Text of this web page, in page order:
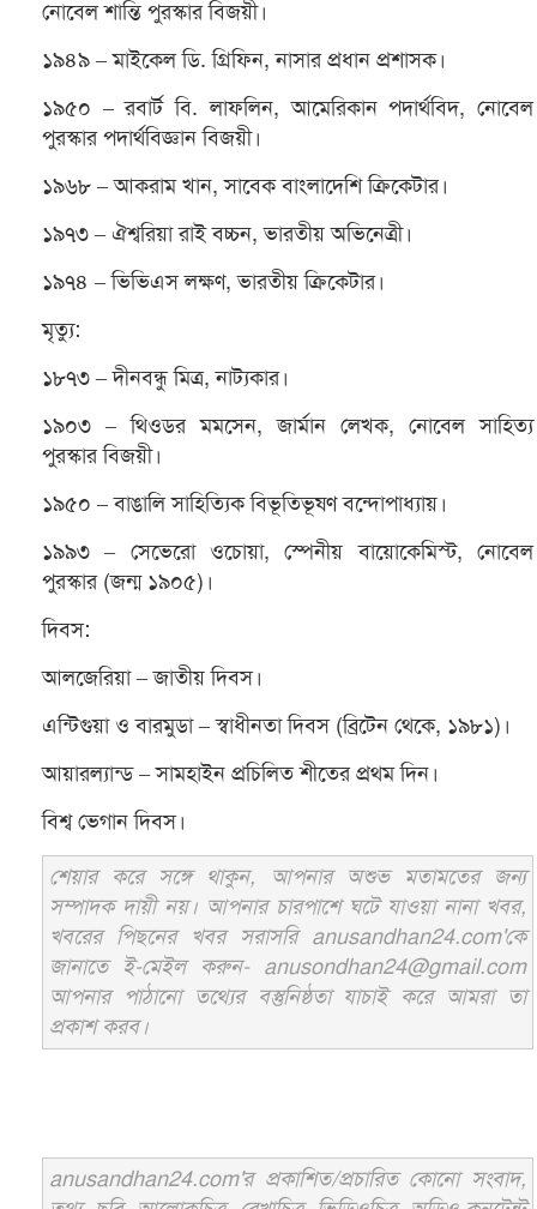
নোবেল শান্তি পুরস্কার বিজয়ী।
১৯৪৯ – মাইকেল ডি. গ্রিফিন, নাসার প্রধান প্রশাসক।
১৯৫০ – রবার্ট বি. লাফলিন, আমেরিকান পদার্থবিদ, নোবেল
পুরস্কার পদার্থবিজ্ঞান বিজয়ী।
১৯৬৮ – আকরাম খান, সাবেক বাংলাদেশি ক্রিকেটার।
১৯৭৩ – ঐশ্বরিয়া রাই বচ্চন, ভারতীয় অভিনেত্রী।
১৯৭৪ – ভিভিএস লক্ষণ, ভারতীয় ক্রিকেটার।
মৃত্যু:
১৮৭৩ – দীনবন্ধু মিত্র, নাট্যকার।
১৯০৩ – থিওডর মমসেন, জার্মান লেখক, নোবেল সাহিত্য
পুরস্কার বিজয়ী।
১৯৫০ – বাঙালি সাহিত্যিক বিভূতিভূষণ বন্দোপাধ্যায়।
১৯৯৩ – সেভেরো ওচোয়া, স্পেনীয় বায়োকেমিস্ট, নোবেল
পুরস্কার (জন্ম ১৯০৫)।
দিবস:
আলজেরিয়া – জাতীয় দিবস।
এন্টিগুয়া ও বারমুডা – স্বাধীনতা দিবস (ব্রিটেন থেকে, ১৯৮১)।
আয়ারল্যান্ড – সামহাইন প্রচিলিত শীতের প্রথম দিন।
বিশ্ব ভেগান দিবস।
শেয়ার করে সঙ্গে থাকুন, আপনার অশুভ মতামতের জন্য
সম্পাদক দায়ী নয়। আপনার চারপাশে ঘটে যাওয়া নানা খবর,
খবরের পিছনের খবর সরাসরি anusandhan24.com'কে
জানাতে ই-মেইল করুন- anusondhan24@gmail.com
আপনার পাঠানো তথ্যের বস্তুনিষ্ঠতা যাচাই করে আমরা তা
প্রকাশ করব।
anusandhan24.com'র প্রকাশিত/প্রচারিত কোনো সংবাদ,